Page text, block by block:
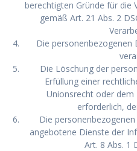
berechtigten Gründe für die
gemäß Art. 21 Abs. 2
Die
Die Löschung der
Erfüllung einer
Unionsrecht oder
erforderlich,
Die
angebotene Dienste der
Art. 8 Abs. 1